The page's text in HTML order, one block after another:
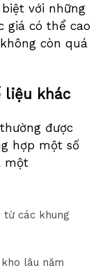
với những
giá có thể cao
còn quá
liệu khác
được
hợp một số
một
từ các khung
lâu năm